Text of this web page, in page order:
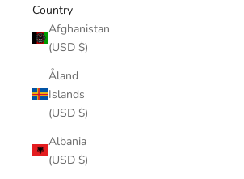
Country
Afghanistan
(USD $)
Åland
Islands
(USD $)
Albania
(USD $)